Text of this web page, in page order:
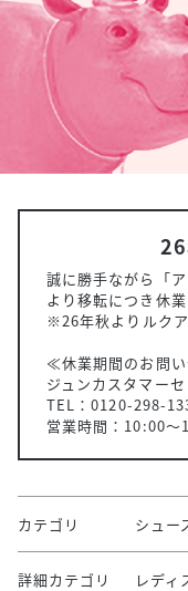
誠に勝手ながら「
より移転につき休業
※26年秋よりルクア
≪休業期間のお問
ジュンカスタマー
TEL：0120-298-
営業時間：10:00〜
カテゴリ シュー
詳細カテゴリ レディ